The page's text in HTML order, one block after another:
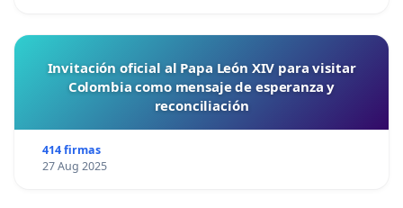
Invitación oficial al Papa León XIV para visitar
Colombia como mensaje de esperanza y
reconciliación
414 firmas
27 Aug 2025